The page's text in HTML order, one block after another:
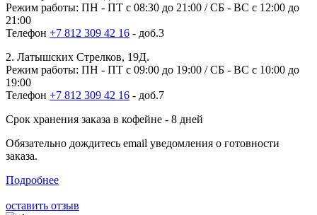
Режим работы: ПН - ПТ с 08:30 до 21:00 / СБ - ВС с 12:00 до
21:00
Телефон +7 812 309 42 16 - доб.3
2. Латышских Стрелков, 19Д.
Режим работы: ПН - ПТ с 09:00 до 19:00 / СБ - ВС с 10:00 до
19:00
Телефон +7 812 309 42 16 - доб.7
Срок хранения заказа в кофейне - 8 дней
Обязательно дождитесь email уведомления о готовности
заказа.
Подробнее
оставить отзыв